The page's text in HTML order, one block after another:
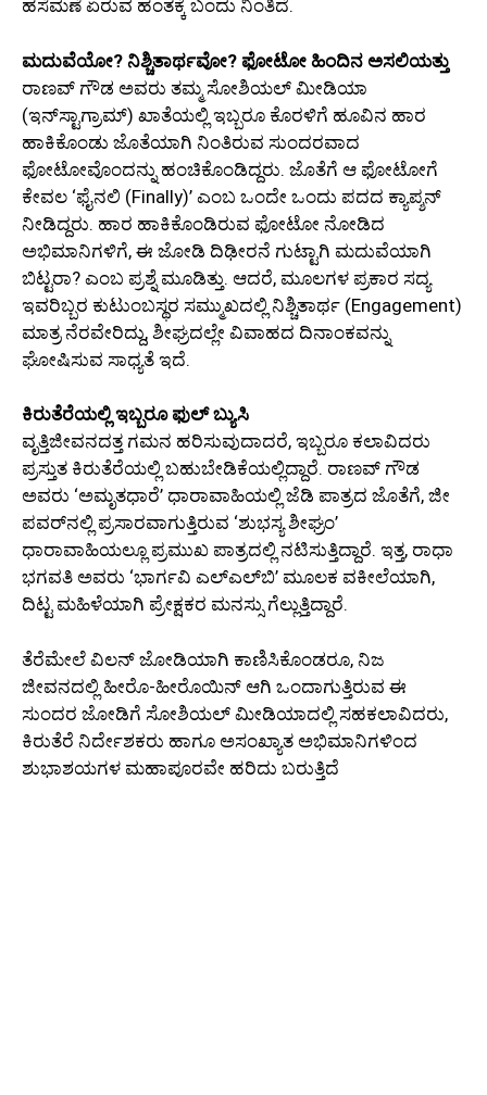
ಹಸೆಮಣೆ ಏರುವ ಹಂತಕ್ಕೆ ಬಂದು ನಿಂತಿದೆ.
ಮದುವೆಯೋ? ನಿಶ್ಚಿತಾರ್ಥವೋ? ಫೋಟೋ ಹಿಂದಿನ ಅಸಲಿಯತ್ತು
ರಾಣವ್ ಗೌಡ ಅವರು ತಮ್ಮ ಸೋಶಿಯಲ್ ಮೀಡಿಯಾ
(ಇನ್‌ಸ್ಟಾಗ್ರಾಮ್) ಖಾತೆಯಲ್ಲಿ ಇಬ್ಬರೂ ಕೊರಳಿಗೆ ಹೂವಿನ ಹಾರ
ಹಾಕಿಕೊಂಡು ಜೊತೆಯಾಗಿ ನಿಂತಿರುವ ಸುಂದರವಾದ
ಫೋಟೋವೊಂದನ್ನು ಹಂಚಿಕೊಂಡಿದ್ದರು. ಜೊತೆಗೆ ಆ ಫೋಟೋಗೆ
ಕೇವಲ ‘ಫೈನಲಿ (Finally)’ ಎಂಬ ಒಂದೇ ಒಂದು ಪದದ ಕ್ಯಾಪ್ಶನ್
ನೀಡಿದ್ದರು. ಹಾರ ಹಾಕಿಕೊಂಡಿರುವ ಫೋಟೋ ನೋಡಿದ
ಅಭಿಮಾನಿಗಳಿಗೆ, ಈ ಜೋಡಿ ದಿಢೀರನೆ ಗುಟ್ಟಾಗಿ ಮದುವೆಯಾಗಿ
ಬಿಟ್ಟರಾ? ಎಂಬ ಪ್ರಶ್ನೆ ಮೂಡಿತ್ತು. ಆದರೆ, ಮೂಲಗಳ ಪ್ರಕಾರ ಸದ್ಯ
ಇವರಿಬ್ಬರ ಕುಟುಂಬಸ್ಥರ ಸಮ್ಮುಖದಲ್ಲಿ ನಿಶ್ಚಿತಾರ್ಥ (Engagement)
ಮಾತ್ರ ನೆರವೇರಿದ್ದು, ಶೀಘ್ರದಲ್ಲೇ ವಿವಾಹದ ದಿನಾಂಕವನ್ನು
ಘೋಷಿಸುವ ಸಾಧ್ಯತೆ ಇದೆ.
ಕಿರುತೆರೆಯಲ್ಲಿ ಇಬ್ಬರೂ ಫುಲ್ ಬ್ಯುಸಿ
ವೃತ್ತಿಜೀವನದತ್ತ ಗಮನ ಹರಿಸುವುದಾದರೆ, ಇಬ್ಬರೂ ಕಲಾವಿದರು
ಪ್ರಸ್ತುತ ಕಿರುತೆರೆಯಲ್ಲಿ ಬಹುಬೇಡಿಕೆಯಲ್ಲಿದ್ದಾರೆ. ರಾಣವ್ ಗೌಡ
ಅವರು ‘ಅಮೃತಧಾರೆ’ ಧಾರಾವಾಹಿಯಲ್ಲಿ ಜೆಡಿ ಪಾತ್ರದ ಜೊತೆಗೆ, ಜೀ
ಪವರ್​​ನಲ್ಲಿ ಪ್ರಸಾರವಾಗುತ್ತಿರುವ ‘ಶುಭಸ್ಯ ಶೀಘ್ರಂ’
ಧಾರಾವಾಹಿಯಲ್ಲೂ ಪ್ರಮುಖ ಪಾತ್ರದಲ್ಲಿ ನಟಿಸುತ್ತಿದ್ದಾರೆ. ಇತ್ತ, ರಾಧಾ
ಭಗವತಿ ಅವರು ‘ಭಾರ್ಗವಿ ಎಲ್​​ಎಲ್​​ಬಿ’ ಮೂಲಕ ವಕೀಲೆಯಾಗಿ,
ದಿಟ್ಟ ಮಹಿಳೆಯಾಗಿ ಪ್ರೇಕ್ಷಕರ ಮನಸ್ಸು ಗೆಲ್ಲುತ್ತಿದ್ದಾರೆ.
ತೆರೆಮೇಲೆ ವಿಲನ್ ಜೋಡಿಯಾಗಿ ಕಾಣಿಸಿಕೊಂಡರೂ, ನಿಜ
ಜೀವನದಲ್ಲಿ ಹೀರೊ-ಹೀರೊಯಿನ್ ಆಗಿ ಒಂದಾಗುತ್ತಿರುವ ಈ
ಸುಂದರ ಜೋಡಿಗೆ ಸೋಶಿಯಲ್ ಮೀಡಿಯಾದಲ್ಲಿ ಸಹಕಲಾವಿದರು,
ಕಿರುತೆರೆ ನಿರ್ದೇಶಕರು ಹಾಗೂ ಅಸಂಖ್ಯಾತ ಅಭಿಮಾನಿಗಳಿಂದ
ಶುಭಾಶಯಗಳ ಮಹಾಪೂರವೇ ಹರಿದು ಬರುತ್ತಿದೆ